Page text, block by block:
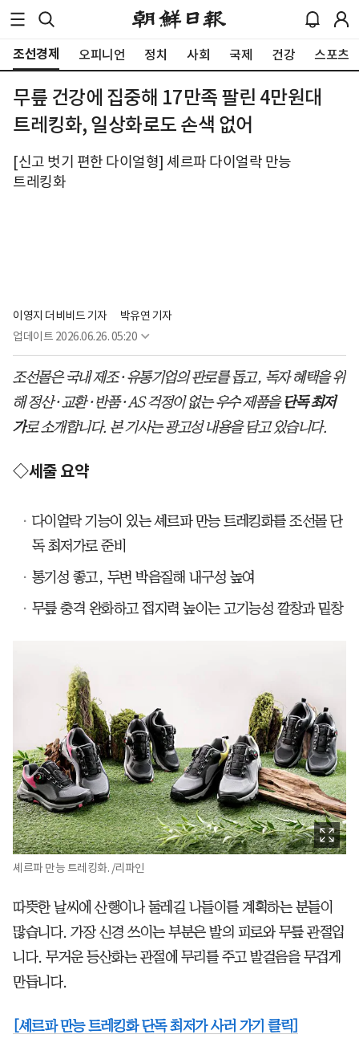
조선경제 오피니언 정치 사회 국제 건강 스포츠
무릎 건강에 집중해 17만족 팔린 4만원대
트레킹화, 일상화로도 손색 없어
[신고 벗기 편한 다이얼형] 셰르파 다이얼락 만능
트레킹화
이영지 더비비드 기자
박유연 기자
업데이트 2026.06.26. 05:20
조선몰은 국내 제조·유통기업의 판로를 돕고, 독자 혜택을 위
해 정산·교환·반품·AS 걱정이 없는 우수 제품을 단독 최저
가로 소개합니다. 본 기사는 광고성 내용을 담고 있습니다.
◇세줄 요약
다이얼락 기능이 있는 셰르파 만능 트레킹화를 조선몰 단
독 최저가로 준비
통기성 좋고, 두번 박음질해 내구성 높여
무릎 충격 완화하고 접지력 높이는 고기능성 깔창과 밑창
셰르파 만능 트레킹화. /리파인
따뜻한 날씨에 산행이나 둘레길 나들이를 계획하는 분들이
많습니다. 가장 신경 쓰이는 부분은 발의 피로와 무릎 관절입
니다. 무거운 등산화는 관절에 무리를 주고 발걸음을 무겁게
만듭니다.
[셰르파 만능 트레킹화 단독 최저가 사러 가기 클릭]